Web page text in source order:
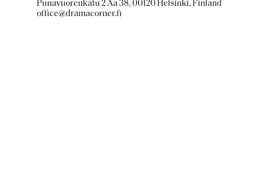
Punavuorenkatu 2 Aa 38, 00120 Helsinki, Finland
office@dramacorner.fi